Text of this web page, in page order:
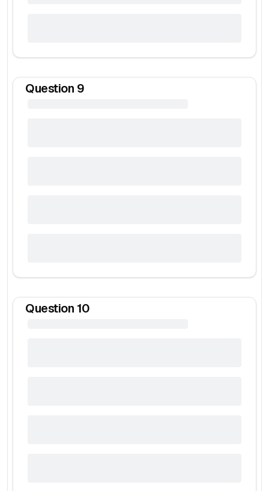
Question 9
Question 10